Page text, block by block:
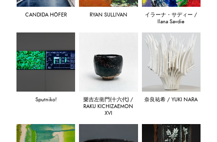
CANDIDA HÖFER RYAN SULLIVAN
イラーナ・サディー /
Ilana Savdie
Sputniko!
樂吉左衛門(十六代) /
RAKU KICHIZAEMON
XVI
奈良祐希 / YUKI NARA